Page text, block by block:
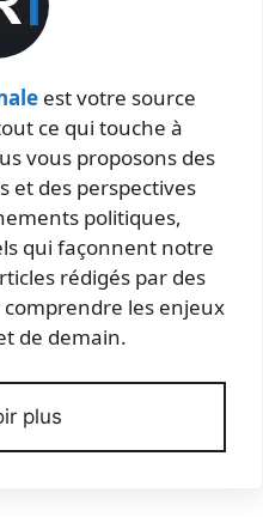
est votre source
ce qui touche à
vous proposons des
et des perspectives
politiques,
qui façonnent notre
rédigés par des
les enjeux
de demain.
plus